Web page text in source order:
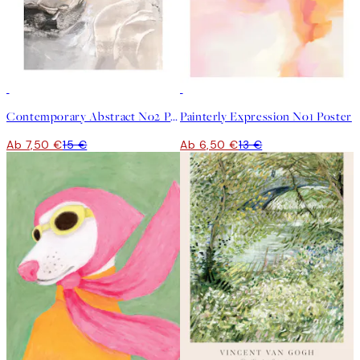
Contemporary Abstract No2 Poster
Ab 7,50 €15 €
Painterly Expression No1 Poster
Ab 6,50 €13 €